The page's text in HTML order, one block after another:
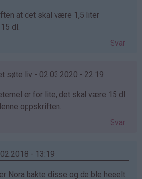
at det skal være 1,5 liter
dl.
Svar
søte liv - 02.03.2020 - 22:19
er for lite, det skal være 15 dl
oppskriften.
Svar
- 13:19
Nora bakte disse og de ble heeelt